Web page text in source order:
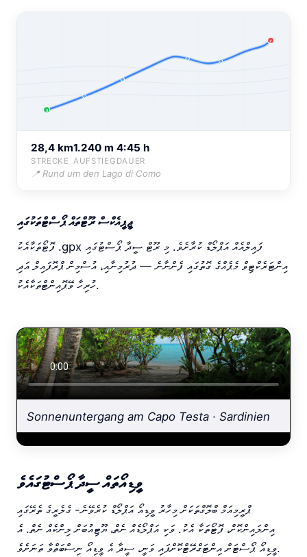
S
Z
28,4 km
STRECKE
1.240 m
AUFSTIEG
4:45 h
DAUER
📍 Rund um den Lago di Como
ޖީޕީއެކްސް ރޫޓްތައް ޕޯސްޓްތަކުގައި
ފޮޓޯތަކާއެކު .gpx ފައިލްއެއް އަޕްލޯޑް ކުރާށެވެ. މި ރޫޓް ސީދާ ޕޯސްޓުގައި
އިންޓަރެކްޓިވް މެޕެއްގެ ގޮތުގައި ފެންނާނެ — ދުރުމިނާއި، އުސްމިން ޕްރޮފައިލް އަދި
ހުރިހާ ވޭޕޮއިންޓްތަކާއެކު.
Sonnenuntergang am Capo Testa · Sardinien
ވީޑިއޯތައް ސީދާ ޕޯސްޓުގައެވެ
ޕްރީމިއަމް ބްލޮގްތަކަށް މިހާރު ވީޑިއޯ އަޕްލޯޑް ކުރެވޭނެ- ގެލެރީގެ ތެރޭގައި
އިންލައިންކޮށް، ފޮޓޯތަކާ އެކު. ވަކި އަޕްލޯޑެއް ނެތް، ޔޫޓިއުބަށް ލިންކެއް ނެތް. އެ
ވީޑިއޯ ޕޯސްޓަށް އިންޓަގްރޭޓްކޮށްފައި ވަނީ، ސީދާ އެ ވީޑިއޯ ނިސްބަތްވާ ތަނަށެވެ.